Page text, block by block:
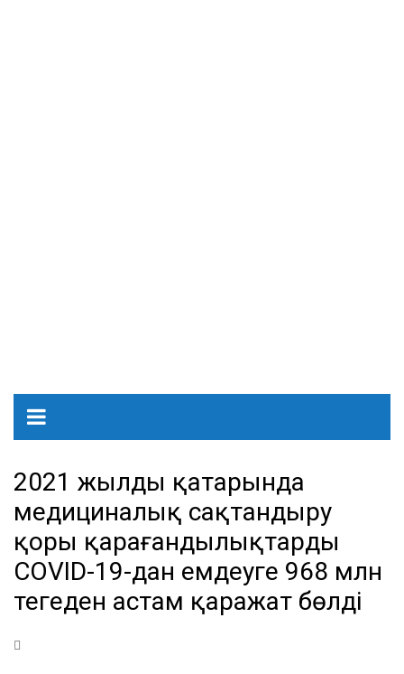
2021 жылдың қаңтарында
медициналық сақтандыру
қоры қарағандылықтарды
COVID-19-дан емдеуге 968 млн
теңгеден астам қаражат бөлді